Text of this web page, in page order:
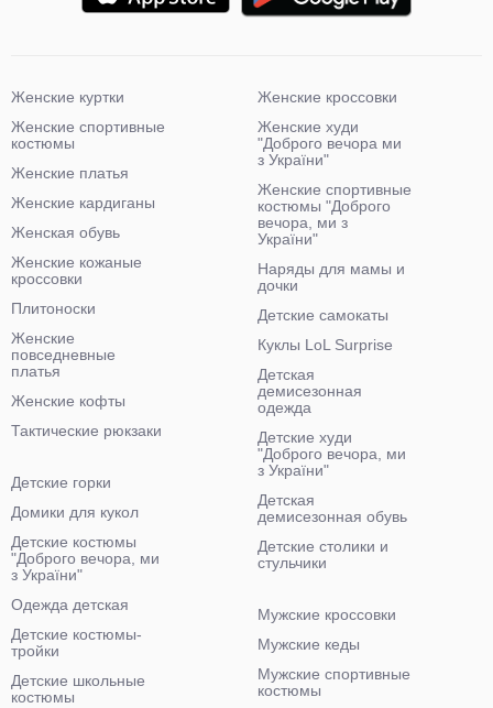
Женские куртки
Женские спортивные
костюмы
Женские платья
Женские кардиганы
Женская обувь
Женские кожаные
кроссовки
Плитоноски
Женские
повседневные
платья
Женские кофты
Тактические рюкзаки
Женские кроссовки
Женские худи
"Доброго вечора ми
з України"
Женские спортивные
костюмы "Доброго
вечора, ми з
України"
Наряды для мамы и
дочки
Детские самокаты
Куклы LoL Surprise
Детская
демисезонная
одежда
Детские худи
"Доброго вечора, ми
з України"
Детская
демисезонная обувь
Детские столики и
стульчики
Детские горки
Домики для кукол
Детские костюмы
"Доброго вечора, ми
з України"
Одежда детская
Детские костюмы-
тройки
Детские школьные
костюмы
Мужские кроссовки
Мужские кеды
Мужские спортивные
костюмы